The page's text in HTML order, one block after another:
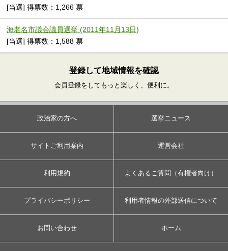
[当選] 得票数：1,266 票
海老名市議会議員選挙 (2011年11月13日)
[当選] 得票数：1,588 票
登録して地域情報を確認
会員登録をしてもっと楽しく、便利に。
政治家の方へ 選挙ニュース
サイトご利用案内 運営会社
利用規約 よくあるご質問（有権者向け）
プライバシーポリシー 利用者情報の外部送信について
お問い合わせ ホーム